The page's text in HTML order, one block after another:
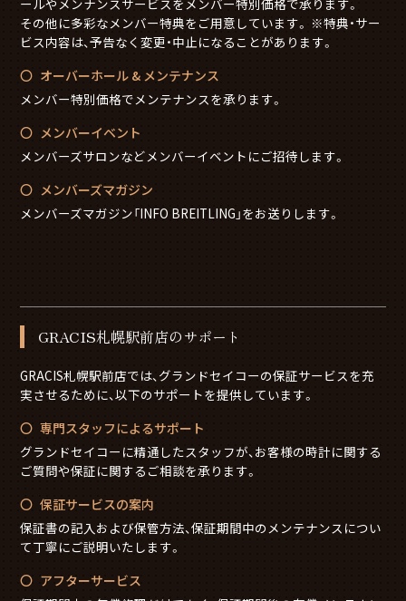
ールやメンナンスサービスをメンバー特別価格で承ります。
その他に多彩なメンバー特典をご用意しています。 ※特典・サー
ビス内容は、予告なく変更・中止になることがあります。
オーバーホール & メンテナンス
メンバー特別価格でメンテナンスを承ります。
メンバーイベント
メンバーズサロンなどメンバーイベントにご招待します。
メンバーズマガジン
メンバーズマガジン「INFO BREITLING」をお送りします。
GRACIS札幌駅前店のサポート
GRACIS札幌駅前店では、グランドセイコーの保証サービスを充
実させるために、以下のサポートを提供しています。
専門スタッフによるサポート
グランドセイコーに精通したスタッフが、お客様の時計に関する
ご質問や保証に関するご相談を承ります。
保証サービスの案内
保証書の記入および保管方法、保証期間中のメンテナンスについ
て丁寧にご説明いたします。
アフターサービス